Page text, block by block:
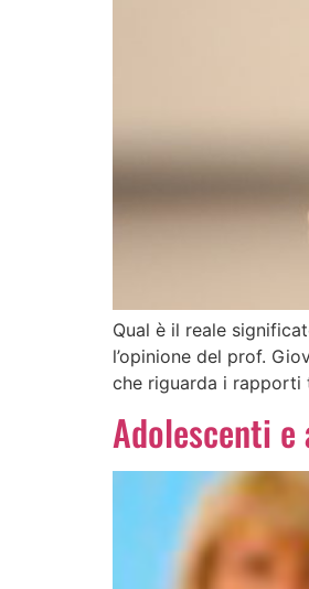
Qual è il reale
l’opinione del prof.
che riguarda i
Adolescenti